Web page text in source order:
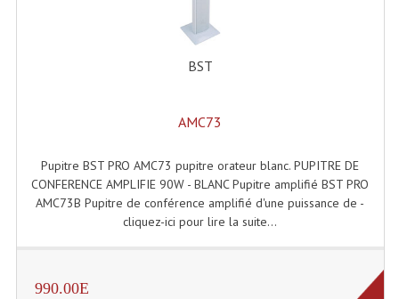
Système Sans Fil In-Ear Monitoring
Table Mixages Et Contrôleurs & Consoles
Consoles Sono Et Studio
Consoles Numériques
BST
AMC73
Pupitre BST PRO AMC73 pupitre orateur blanc. PUPITRE DE
CONFERENCE AMPLIFIE 90W - BLANC Pupitre amplifié BST PRO
AMC73B Pupitre de conférence amplifié d'une puissance de -
cliquez-ici pour lire la suite...
990.00E